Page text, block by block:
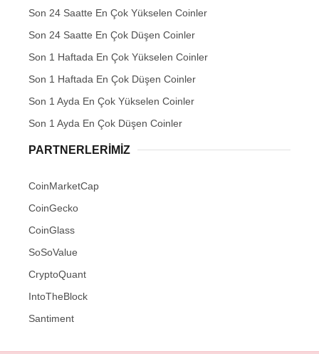
Son 24 Saatte En Çok Yükselen Coinler
Son 24 Saatte En Çok Düşen Coinler
Son 1 Haftada En Çok Yükselen Coinler
Son 1 Haftada En Çok Düşen Coinler
Son 1 Ayda En Çok Yükselen Coinler
Son 1 Ayda En Çok Düşen Coinler
PARTNERLERIMIZ
CoinMarketCap
CoinGecko
CoinGlass
SoSoValue
CryptoQuant
IntoTheBlock
Santiment